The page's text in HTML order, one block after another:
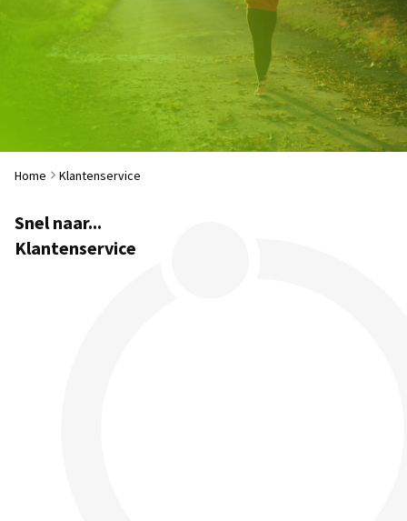
Home Klantenservice
Snel naar...
Klantenservice